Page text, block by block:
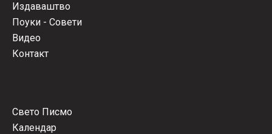
Издаваштво
Поуки - Совети
Видео
Контакт
Свето Писмо
Календар